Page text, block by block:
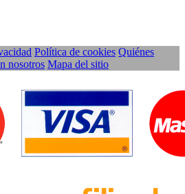
Política de cookies Quiénes
nosotros Mapa del sitio